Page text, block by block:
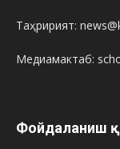
Таҳририят:
Медиамактаб:
Фойдаланиш